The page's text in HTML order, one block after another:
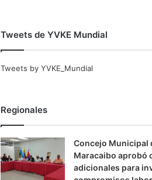
Tweets de YVKE Mundial
Tweets by YVKE_Mundial
Regionales
Concejo Municipal
Maracaibo aprobó
adicionales para